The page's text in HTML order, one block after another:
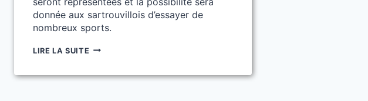
donnée aux sartrouvillois d’essayer de
nombreux sports.
LIRE LA SUITE FÊTE
DE